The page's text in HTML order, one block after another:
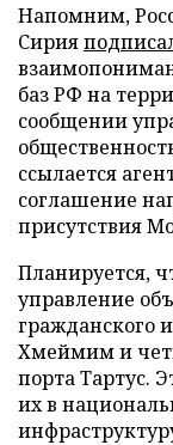
Напомним,
Сирия
баз РФ на
сообщении
ссылается
соглашение
присутствия
Планируется,
управление
гражданского
Хмеймим и
порта Тартус.
их в